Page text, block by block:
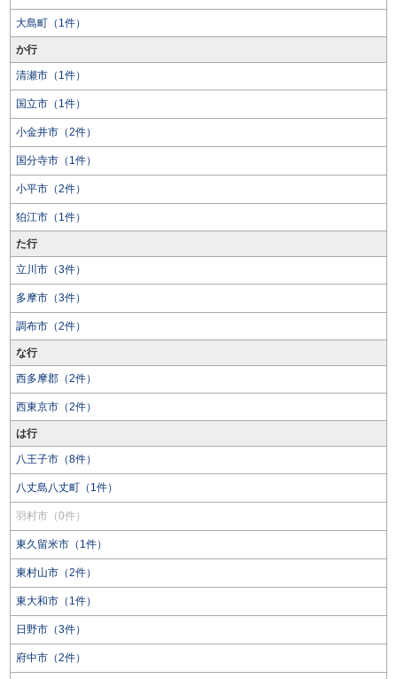
大島町（1件）
か行
清瀬市（1件）
国立市（1件）
小金井市（2件）
国分寺市（1件）
小平市（2件）
狛江市（1件）
た行
立川市（3件）
多摩市（3件）
調布市（2件）
な行
西多摩郡（2件）
西東京市（2件）
は行
八王子市（8件）
八丈島八丈町（1件）
羽村市（0件）
東久留米市（1件）
東村山市（2件）
東大和市（1件）
日野市（3件）
府中市（2件）